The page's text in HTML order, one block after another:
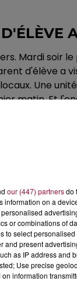
Mardi
d'élève a
Une
matin. Et
our (447) partnersdo
information on a
or combinations of
to select
and present
as IP address and
Use precise
on information